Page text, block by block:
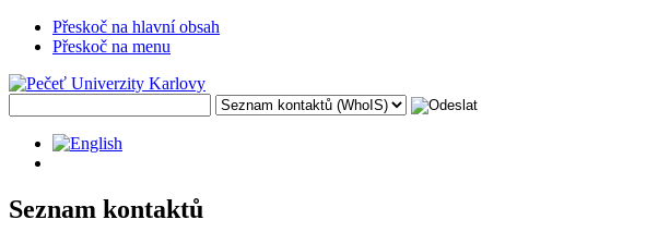
Přeskoč na hlavní obsah
Přeskoč na menu
Seznam kontaktů